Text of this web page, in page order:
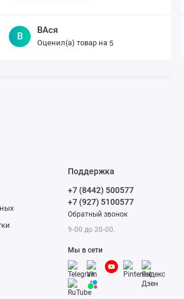
В
ВАся
Оценил(а) товар на 5
Поддержка
+7 (8442) 500577
+7 (927) 5100577
Обратный звонок
9-00 до 20-00.
Мы в сети